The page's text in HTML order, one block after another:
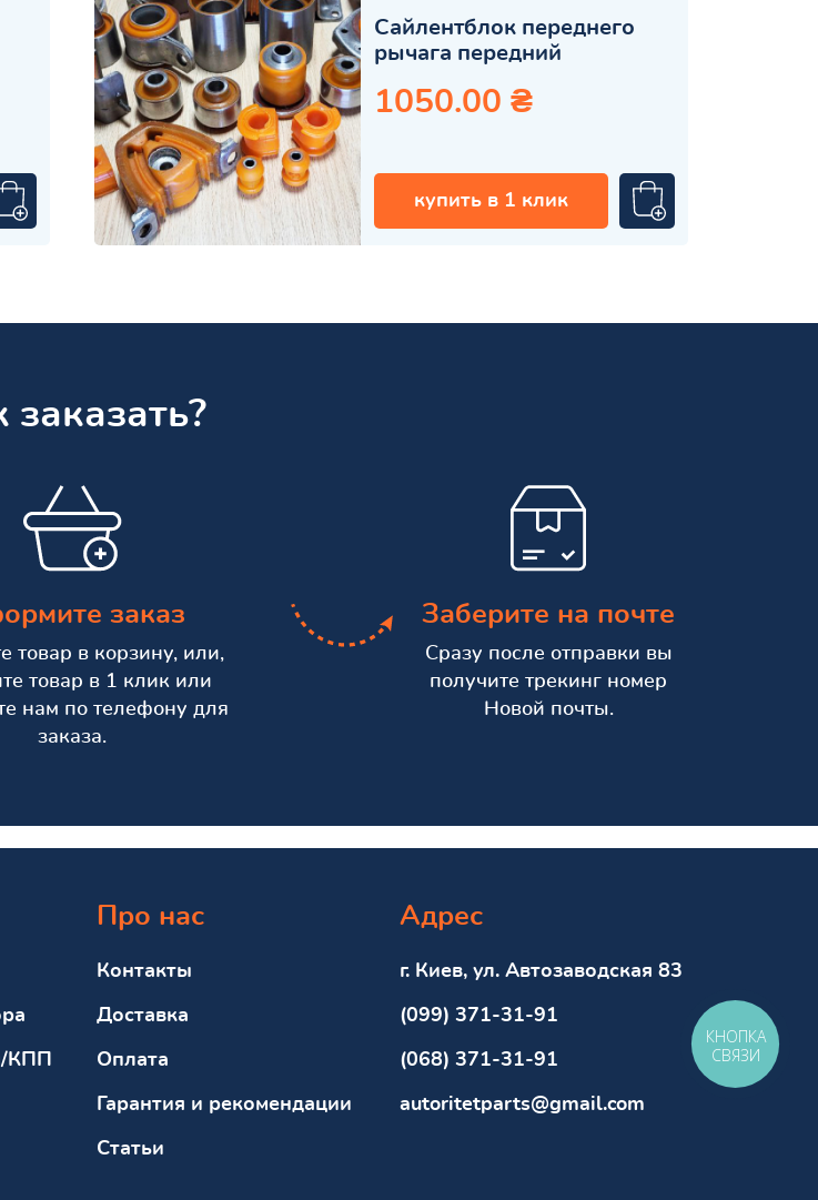
Сайлентблок переднего
рычага передний
1050.00 ₴
купить в 1 клик
заказать?
заказ
товар в корзину, или,
товар в 1 клик или
нам по телефону для
заказа.
Заберите на почте
Сразу после отправки вы
получите трекинг номер
Новой почты.
КПП
Про нас
Контакты
Доставка
Оплата
Гарантия и рекомендации
Статьи
Адрес
г. Киев, ул. Автозаводская 83
(099) 371-31-91
(068) 371-31-91
autoritetparts@gmail.com
КНОПКА
СВЯЗИ